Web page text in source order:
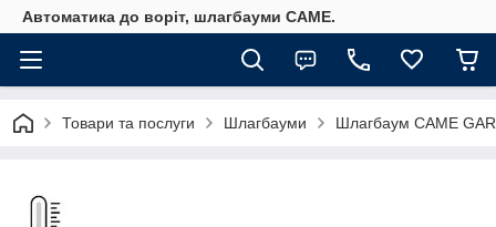
Автоматика до воріт, шлагбауми CAME.
Товари та послуги Шлагбауми Шлагбаум CAME